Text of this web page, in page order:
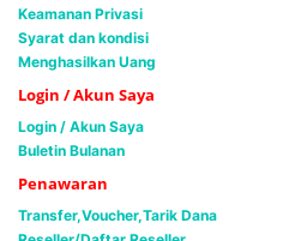
Keamanan Privasi
Syarat dan kondisi
Menghasilkan Uang
Login / Akun Saya
Login / Akun Saya
Buletin Bulanan
Penawaran
Transfer,Voucher,Tarik Dana